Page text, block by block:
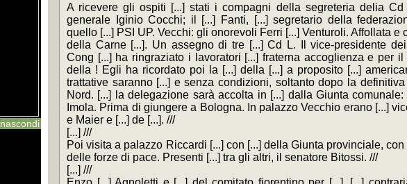
A ricevere gli ospiti [...] stati i compagni della segreteria delia
generale Iginio Cocchi; il [...] Fanti, [...] segretario della
quello [...] PSI UP. Vecchi: gli onorevoli Ferri [...] Venturoli. Affollata e
della Carne [...]. Un assegno di tre [...] Cd L. Il vice-presidente
Cong [...] ha ringraziato i lavoratori [...] fraterna accoglienza e per il
della ! Egli ha ricordato poi la [...] della [...] a proposito [...]
trattative saranno [...] e senza condizioni, soltanto dopo la
Nord. [...] la delegazione sarà accolta in [...] dalla Giunta
Imola. Prima di giungere a Bologna. In palazzo Vecchio erano [...]
e Maier e [...] de [...]. ///
[...] ///
Poi visita a palazzo Riccardi [...] con [...] della Giunta provinciale,
delle forze di pace. Presenti [...] tra gli altri, il senatore Bitossi. ///
[...] ///